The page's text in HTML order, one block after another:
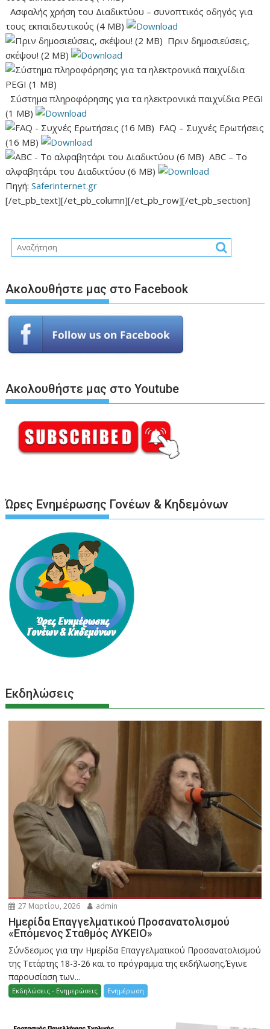
Ασφαλής χρήση του Διαδικτύου – συνοπτικός οδηγός για
τους εκπαιδευτικούς (4 MB)
Πριν δημοσιεύσεις,
σκέψου! (2 ΜΒ)
Σύστημα πληροφόρησης για τα ηλεκτρονικά παιχνίδια PEGI
(1 ΜΒ)
FAQ – Συχνές Ερωτήσεις
(16 MB)
ABC – Το
αλφαβητάρι του Διαδικτύου (6 MB)
Πηγή:Saferinternet.gr
[/et_pb_text][/et_pb_column][/et_pb_row][/et_pb_section]
Ακολουθήστε μας στο Facebook
Ακολουθήστε μας στο Youtube
Ώρες Ενημέρωσης Γονέων & Κηδεμόνων
Εκδηλώσεις
27 Μαρτίου, 2026 admin
Ημερίδα Επαγγελματικού Προσανατολισμού
«Επόμενος Σταθμός ΛΥΚΕΙΟ»
Σύνδεσμος για την Ημερίδα Επαγγελματικού Προσανατολισμού
της Τετάρτης 18-3-26 και το πρόγραμμα της εκδήλωσης.Έγινε
παρουσίαση των...
Εκδηλώσεις - Ενημερώσεις Ενημέρωση